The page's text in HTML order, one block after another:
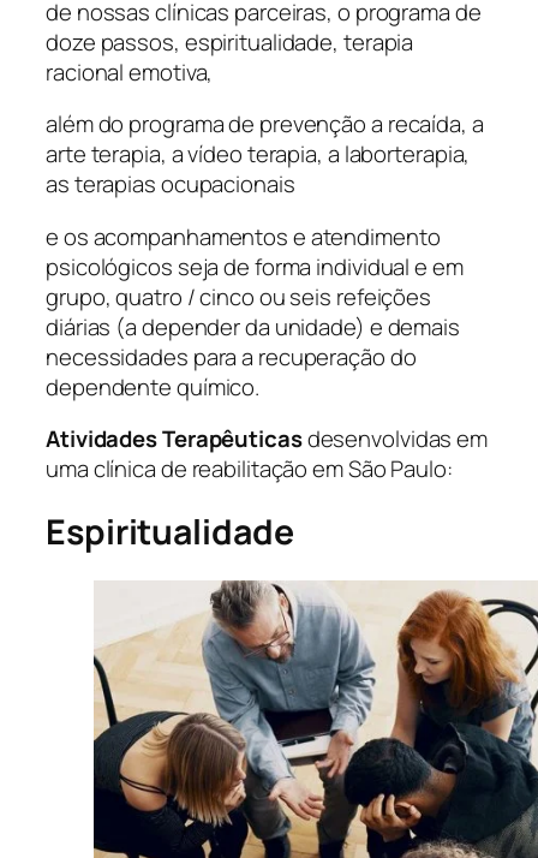
de nossas clínicas parceiras, o programa de
doze passos, espiritualidade, terapia
racional emotiva,
além do programa de prevenção a recaída, a
arte terapia, a vídeo terapia, a laborterapia,
as terapias ocupacionais
e os acompanhamentos e atendimento
psicológicos seja de forma individual e em
grupo, quatro / cinco ou seis refeições
diárias (a depender da unidade) e demais
necessidades para a recuperação do
dependente químico.
Atividades Terapêuticasdesenvolvidas em
uma clínica de reabilitação em São Paulo:
Espiritualidade